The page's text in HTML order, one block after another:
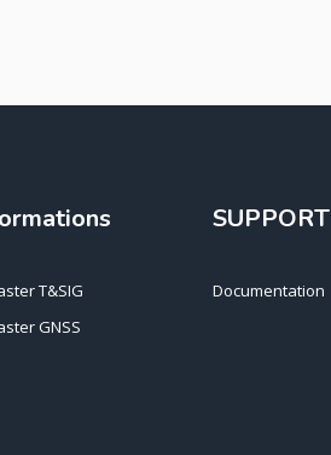
T&SIG
GNSS
SUPPORT
Documentation